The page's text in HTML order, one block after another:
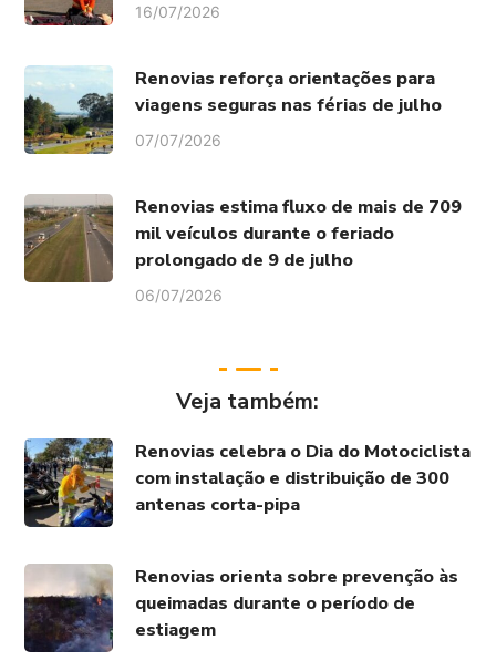
16/07/2026
Renovias reforça orientações para
viagens seguras nas férias de julho
07/07/2026
Renovias estima fluxo de mais de 709
mil veículos durante o feriado
prolongado de 9 de julho
06/07/2026
Veja também:
Renovias celebra o Dia do Motociclista
com instalação e distribuição de 300
antenas corta-pipa
Renovias orienta sobre prevenção às
queimadas durante o período de
estiagem